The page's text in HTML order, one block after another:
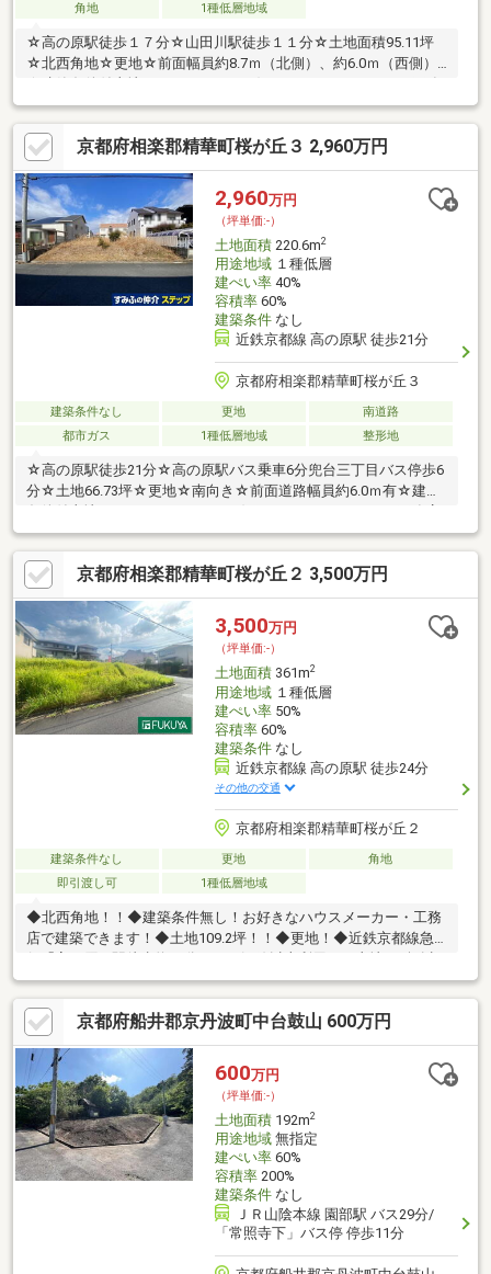
角地
1種低層地域
☆高の原駅徒歩１７分☆山田川駅徒歩１１分☆土地面積95.11坪
☆北西角地☆更地☆前面幅員約8.7ｍ（北側）、約6.0ｍ（西側）
店にて建築できます。≪周辺環境≫・イオンモール高の原店まで
約990ｍ(徒歩13分)・ドラッグストアコスモス兜台店まで約440ｍ
(徒歩6分)・兜台公園まで約440ｍ(徒歩6分)・精華町立山田荘小学
校まで約1550ｍ(徒歩20分)・精華町立精華南中学校まで約850ｍ
(徒歩11分)・ファミリーマート木津川相楽店まで約1190ｍ(徒歩15
分)
京都府相楽郡精華町桜が丘３ 2,960万円
2,960万円
（坪単価:-）
土地面積220.6m2
用途地域１種低層
建ぺい率40%
容積率60%
建築条件なし
近鉄京都線 高の原駅 徒歩21分
京都府相楽郡精華町桜が丘３
建築条件なし 更地
南道路
都市ガス
1種低層地域 整形地
☆高の原駅徒歩21分☆高の原駅バス乗車6分兜台三丁目バス停歩6
分☆土地66.73坪☆更地☆南向き☆前面道路幅員約6.0ｍ有☆建築
での建築が可能です。
京都府相楽郡精華町桜が丘２ 3,500万円
3,500万円
（坪単価:-）
土地面積361m2
用途地域１種低層
建ぺい率50%
容積率60%
建築条件なし
近鉄京都線 高の原駅 徒歩24分
その他の交通
京都府相楽郡精華町桜が丘２
建築条件なし 更地
角地
即引渡し可
1種低層地域
◆北西角地！！◆建築条件無し！お好きなハウスメーカー・工務
店で建築できます！◆土地109.2坪！！◆更地！◆近鉄京都線急
行「高の原」駅徒歩約25分！！２沿線以上利用可、土地100坪以
上、即引渡し可、山が見える、陽当り良好、閑静な住宅地、前道
６ｍ以上、角地、建築条件なし、緑豊かな住宅地、小学校 徒歩10
分以内、平坦地京都府船井郡京丹波町中台鼓山 600万円
600万円
（坪単価:-）
土地面積192m2
用途地域無指定
建ぺい率60%
容積率200%
建築条件なし
ＪＲ山陰本線 園部駅 バス29分/
「常照寺下」バス停 停歩11分